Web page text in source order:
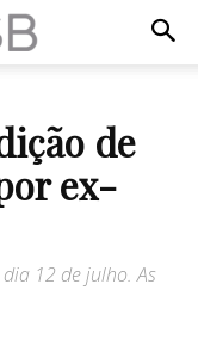
de
ex-
12 de julho. As